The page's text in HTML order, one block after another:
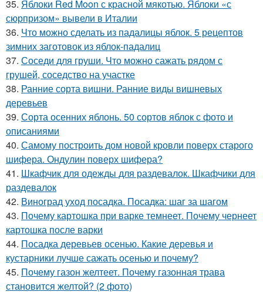
35. Яблоки Red Moon с красной мякотью. Яблоки «с
сюрпризом» вывели в Италии
36. Что можно сделать из падалицы яблок. 5 рецептов
зимних заготовок из яблок-падалиц
37. Соседи для груши. Что можно сажать рядом с
грушей, соседство на участке
38. Ранние сорта вишни. Ранние виды вишневых
деревьев
39. Сорта осенних яблонь. 50 сортов яблок с фото и
описаниями
40. Самому построить дом новой кровли поверх старого
шифера. Ондулин поверх шифера?
41. Шкафчик для одежды для раздевалок. Шкафчики для
раздевалок
42. Виноград уход посадка. Посадка: шаг за шагом
43. Почему картошка при варке темнеет. Почему чернеет
картошка после варки
44. Посадка деревьев осенью. Какие деревья и
кустарники лучше сажать осенью и почему?
45. Почему газон желтеет. Почему газонная трава
становится желтой? (2 фото)